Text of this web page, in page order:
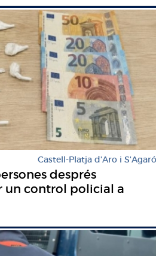
Castell-Platja d'Aro i S'Agaró
després
un control policial a